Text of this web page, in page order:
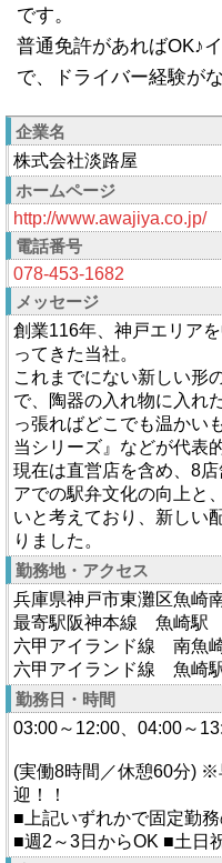
です。
普通免許があればOK♪
で、ドライバー経験が
企業名
株式会社淡路屋
ホームページ
http://www.awajiya.co.jp/
電話番号
078-453-1682
メッセージ
創業116年、神戸エリア
ってきた当社。
これまでにない新しい形
で、陶器の入れ物に入れ
っ張ればどこでも温かい
当シリーズ』などが代表
現在は直営店を含め、8
アでの駅弁文化の向上と
いと考えており、新しい
りました。
勤務地・アクセス
兵庫県神戸市東灘区魚崎
最寄駅阪神本線 魚崎駅
六甲アイランド線 南魚
六甲アイランド線 魚崎
勤務日・時間
03:00～12:00、04:00～
(実働8時間／休憩60分)
迎！！
■上記いずれかで固定勤
■週2～3日からOK ■土日